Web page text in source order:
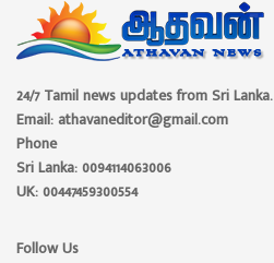
24/7 Tamil news updates from Sri Lanka.
Email: athavaneditor@gmail.com
Phone
Sri Lanka: 0094114063006
UK: 00447459300554
Follow Us